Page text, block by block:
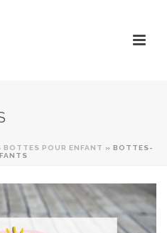
BOTTES POUR ENFANT » BOTTES-